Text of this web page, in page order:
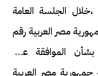
الجلسة العامة
مصر العربية رقم
وذلك بشأن الموافقة على
جمهورية مصر العربية